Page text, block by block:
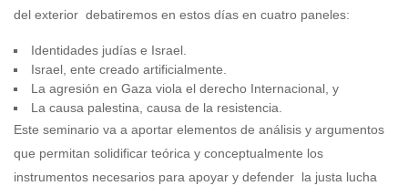
del exterior debatiremos en estos días en cuatro paneles:
Identidades judías e Israel.
Israel, ente creado artificialmente.
La agresión en Gaza viola el derecho Internacional, y
La causa palestina, causa de la resistencia.
Este seminario va a aportar elementos de análisis y argumentos
que permitan solidificar teórica y conceptualmente los
instrumentos necesarios para apoyar y defender la justa lucha